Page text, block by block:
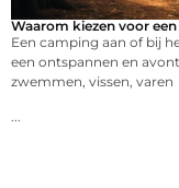
Waarom kiezen voor
Een camping aan of bij
een ontspannen en
zwemmen, vissen, varen
...